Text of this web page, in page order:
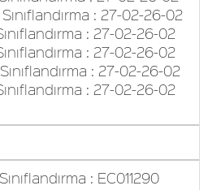
: 27-02-26-02
: 27-02-26-02
: 27-02-26-02
: 27-02-26-02
: 27-02-26-02
: EC011290